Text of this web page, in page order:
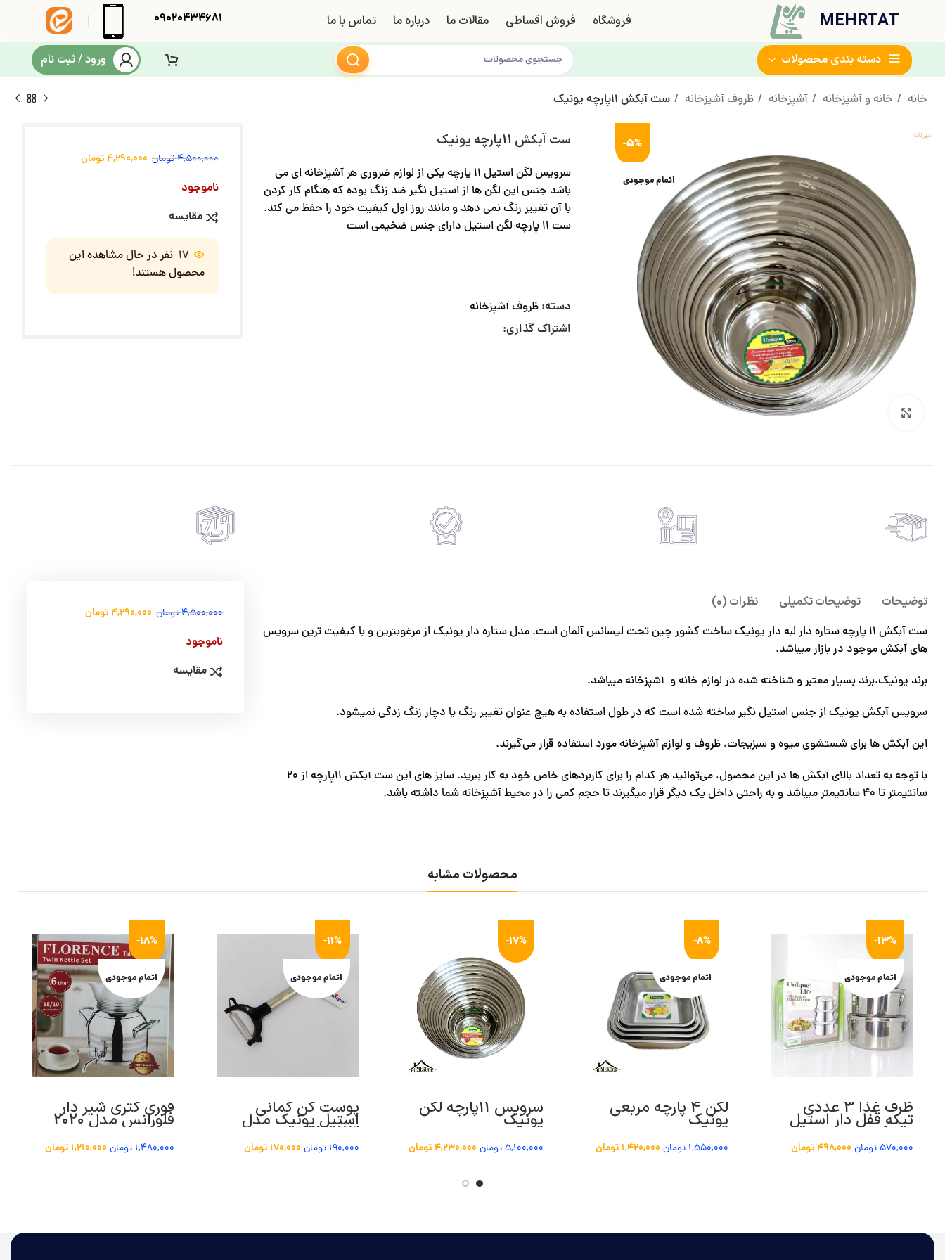
MEHRTAT فروشگاه فروش اقساطی مقالات ما درباره ما تماس با ما 09020434681
دسته بندی محصولات ورود / ثبت نام
خانه خانه و آشپزخانه آشپزخانه ظروف آشپزخانه ست آبکش 11پارچه یونیک
-5%
اتمام موجودی
ست آبکش 11پارچه یونیک
سرویس لگن استیل 11 پارچه یکی از لوازم ضروری هر آشپزخانه ای می
باشد جنس این لگن ها از استیل نگیر ضد زنگ بوده که هنگام کار کردن
با آن تغییر رنگ نمی دهد و مانند روز اول کیفیت خود را حفظ می کند.
ست 11 پارچه لگن استیل دارای جنس ضخیمی است
دسته: ظروف آشپزخانه
اشتراک گذاری:
4,500,000تومان 4,290,000تومان
ناموجود
مقایسه
17 نفر در حال مشاهده این
محصول هستند!
توضیحات توضیحات تکمیلی
نظرات (0)
ست آبکش 11 پارچه ستاره دار لبه دار یونیک ساخت کشور چین تحت لیسانس آلمان است. مدل ستاره دار یونیک از مرغوبترین و با کیفیت ترین سرویس
های آبکش موجود در بازار میباشد.
برند یونیک،برند بسیار معتبر و شناخته شده در لوازم خانه و آشپزخانه میباشد.
سرویس آبکش یونیک از جنس استیل نگیر ساخته شده است که در طول استفاده به هیچ عنوان تغییر رنگ یا دچار زنگ زدگی نمیشود.
این آبکش ها برای شستشوی میوه و سبزیجات، ظروف و لوازم آشپزخانه مورد استفاده قرار می‌گیرند.
با توجه به تعداد بالای آبکش ها در این محصول، می‌توانید هر کدام را برای کاربردهای خاص خود به کار ببرید. سایز های این ست آبکش 11پارچه از 20
سانتیمتر تا 40 سانتیمتر میباشد و به راحتی داخل یک دیگر قرار میگیرند تا حجم کمی را در محیط آشپزخانه شما داشته باشد.
4,500,000تومان 4,290,000تومان
ناموجود
مقایسه
محصولات مشابه
-13%
اتمام موجودی
ظرف غذا 3 عددی
تیکه قفل دار استیل
یونیک
570,000تومان 498,000تومان
-8%
اتمام موجودی
لگن 4 پارچه مربعی
یونیک
1,550,000تومان 1,420,000 تومان
-17%
سرویس 11پارچه لگن
یونیک
5,100,000تومان 4,230,000 تومان
-11%
اتمام موجودی
پوست کن کمانی
استیل یونیک مدل
UN-1113
190,000تومان 170,000 تومان
-18%
اتمام موجودی
قوری کتری شیر دار
فلورانس مدل 2020
1,480,000تومان 1,210,000 تومان